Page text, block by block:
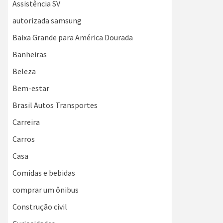
Assistência SV
autorizada samsung
Baixa Grande para América Dourada
Banheiras
Beleza
Bem-estar
Brasil Autos Transportes
Carreira
Carros
Casa
Comidas e bebidas
comprar um ônibus
Construção civil